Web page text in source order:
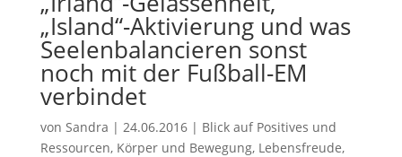
„Island“-Aktivierung und was
Seelenbalancieren sonst
noch mit der Fußball-EM
verbindet
von Sandra | 24.06.2016| Blick auf Positives und
Ressourcen, Körper und Bewegung, Lebensfreude,